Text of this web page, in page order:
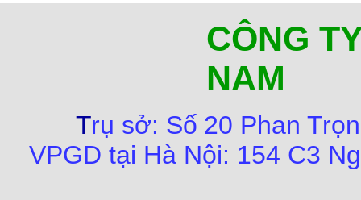
CÔNG
NAM
Trụ sở: Số 20 Phan
VPGD tại Hà Nội: 154 C3